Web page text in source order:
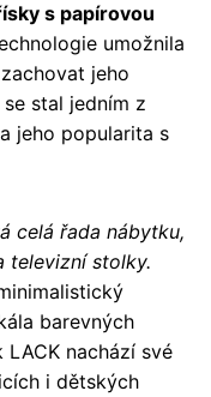
s papírovou
umožnila
jeho
stal jedním z
jeho popularita s
celá řada nábytku,
televizní stolky.
barevných
nachází své
i dětských